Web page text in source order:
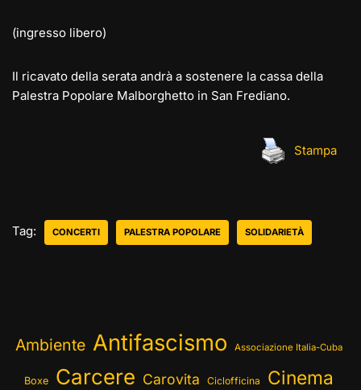
(ingresso libero)
Il ricavato della serata andrà a sostenere la cassa della
Palestra Popolare Malborghetto in San Frediano.
Stampa
Tag: CONCERTI PALESTRA POPOLARE SOLIDARIETÀ
Ambiente Antifascismo Associazione Italia-Cuba
Boxe Carcere Carovita Ciclofficina Cinema